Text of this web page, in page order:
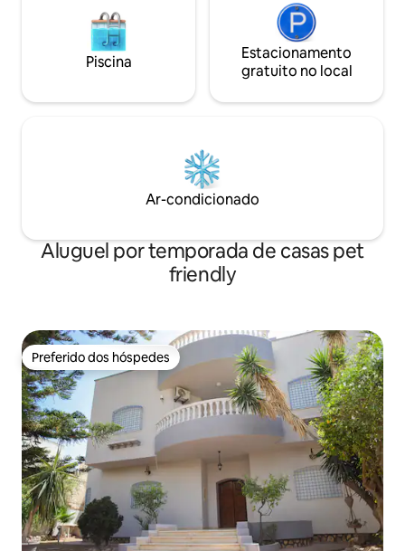
Piscina
Estacionamento
gratuito no local
Ar-condicionado
Aluguel por temporada de casas pet
friendly
Preferido dos hóspedes
Preferido dos hóspedes